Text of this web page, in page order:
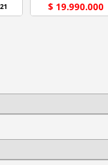
$ 19.990.000